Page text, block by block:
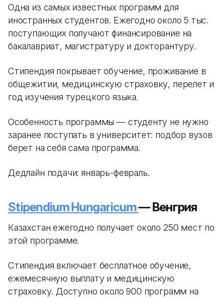
Одна из самых известных программ для
иностранных студентов. Ежегодно около 5 тыс.
поступающих получают финансирование на
бакалавриат, магистратуру и докторантуру.
Стипендия покрывает обучение, проживание в
общежитии, медицинскую страховку, перелет и
год изучения турецкого языка.
Особенность программы — студенту не нужно
заранее поступать в университет: подбор вузов
берет на себя сама программа.
Дедлайн подачи: январь-февраль.
Stipendium Hungaricum— Венгрия
Казахстан ежегодно получает около 250 мест по
этой программе.
Стипендия включает бесплатное обучение,
ежемесячную выплату и медицинскую
страховку. Доступно около 900 программ на